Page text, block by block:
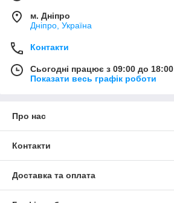
м. Дніпро
Дніпро, Україна
Контакти
Сьогодні працює з 09:00 до 18:00
Показати весь графік роботи
Про нас
Контакти
Доставка та оплата